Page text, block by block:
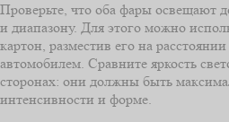
Проверьте, что оба фары освещают
и диапазону. Для этого можно
картон, разместив его на
автомобилем. Сравните яркость
сторонах: они должны быть
интенсивности и форме.